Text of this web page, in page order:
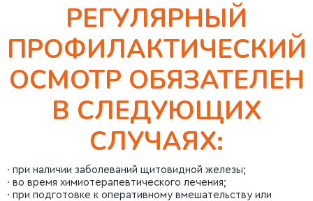
РЕГУЛЯРНЫЙ
ПРОФИЛАКТИЧЕСКИЙ
ОСМОТР ОБЯЗАТЕЛЕН
В СЛЕДУЮЩИХ
СЛУЧАЯХ:
· при наличии заболеваний щитовидной железы;
· во время химиотерапевтического лечения;
· при подготовке к оперативному вмешательству или